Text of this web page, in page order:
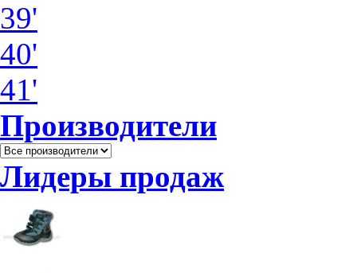
39'
40'
41'
Производители
Лидеры продаж